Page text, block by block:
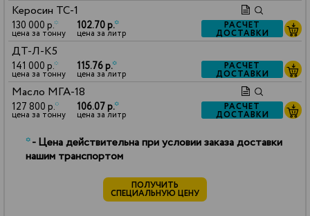
Керосин ТС-1
130 000 р.*
цена за тонну
102.70 р.*
цена за литр
РАСЧЕТ
ДОСТАВКИ
ДТ-Л-К5
141 000 р.*
цена за тонну
115.76 р.*
цена за литр
РАСЧЕТ
ДОСТАВКИ
Масло МГА-18
127 800 р.*
цена за тонну
106.07 р.*
цена за литр
РАСЧЕТ
ДОСТАВКИ
*- Цена действительна при условии заказа доставки
нашим транспортом
ПОЛУЧИТЬ
СПЕЦИАЛЬНУЮ ЦЕНУ